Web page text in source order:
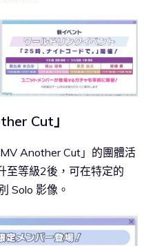
Cut」
Another Cut」的團體活
至等級2後，可在特定的
Solo 影像。